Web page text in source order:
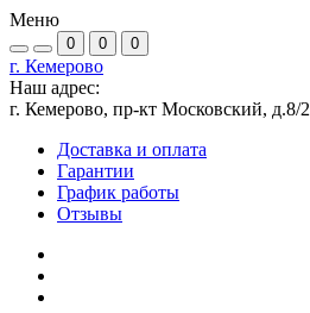
Меню
0 0 0
г. Кемерово
Наш адрес:
г. Кемерово, пр-кт Московский, д.8/2
Доставка и оплата
Гарантии
График работы
Отзывы